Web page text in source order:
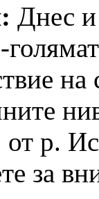
Днес и
от р.
за